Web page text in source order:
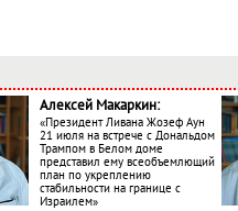
Алексей Макаркин:
«Президент Ливана Жозеф Аун
21 июля на встрече с Дональдом
Трампом в Белом доме
представил ему всеобъемлющий
план по укреплению
стабильности на границе с
Израилем»